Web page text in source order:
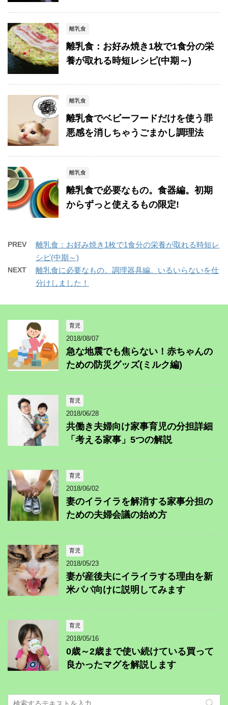
離乳食
離乳食：お好み焼き1枚で1食分の栄
養が取れる時短レシピ(中期～)
離乳食
離乳食でベビーフードだけを使う罪
悪感を消しちゃうごまかし調理法
離乳食
離乳食で必要なもの。食器編。初期
からずっと使えるもの限定!
PREV
離乳食：お好み焼き1枚で1食分の栄養が取れる時短レ
シピ(中期～)
NEXT
離乳食に必要なもの。調理器具編。いるいらないを仕
分けしました！
育児
2018/08/07
急な地震でも焦らない！赤ちゃんの
ための防災グッズ(ミルク編)
育児
2018/06/28
共働き夫婦向け家事育児の分担詳細
「考える家事」5つの解説
育児
2018/06/02
妻のイライラを解消する家事分担の
ための夫婦会議の始め方
育児
2018/05/23
妻が産後夫にイライラする理由を新
米パパ向けに説明してみます
育児
2018/05/16
0歳～2歳まで使い続けている買って
良かったマグを解説します